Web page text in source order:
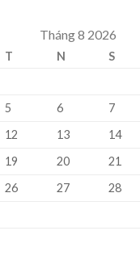
MẶN
𝐎𝐔𝐓𝐈𝐍𝐆
𝟐𝟎𝟐𝟑
Tháng 8 2026
T N S
5 6 7
12 13 14
19 20 21
26 27 28